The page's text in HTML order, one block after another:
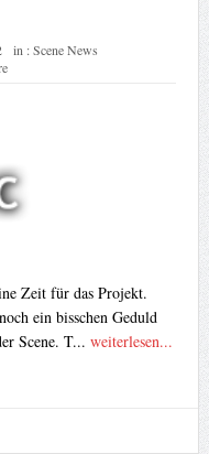
in :Scene News
Zeit für das Projekt.
ein bisschen Geduld
Scene. T... weiterlesen...